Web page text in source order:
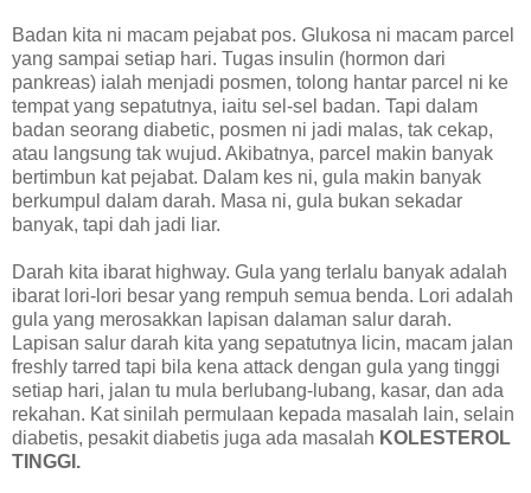
Badan kita ni macam pejabat pos. Glukosa ni macam parcel
yang sampai setiap hari. Tugas insulin (hormon dari
pankreas) ialah menjadi posmen, tolong hantar parcel ni ke
tempat yang sepatutnya, iaitu sel-sel badan. Tapi dalam
badan seorang diabetic, posmen ni jadi malas, tak cekap,
atau langsung tak wujud. Akibatnya, parcel makin banyak
bertimbun kat pejabat. Dalam kes ni, gula makin banyak
berkumpul dalam darah. Masa ni, gula bukan sekadar
banyak, tapi dah jadi liar.
Darah kita ibarat highway. Gula yang terlalu banyak adalah
ibarat lori-lori besar yang rempuh semua benda. Lori adalah
gula yang merosakkan lapisan dalaman salur darah.
Lapisan salur darah kita yang sepatutnya licin, macam jalan
freshly tarred tapi bila kena attack dengan gula yang tinggi
setiap hari, jalan tu mula berlubang-lubang, kasar, dan ada
rekahan. Kat sinilah permulaan kepada masalah lain, selain
diabetis, pesakit diabetis juga ada masalah KOLESTEROL
TINGGI.